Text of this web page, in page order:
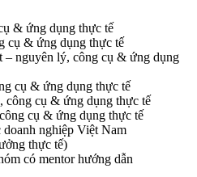
& ứng dụng thực tế
cụ & ứng dụng thực tế
– nguyên lý, công cụ & ứng dụng
cụ & ứng dụng thực tế
công cụ & ứng dụng thực tế
cụ & ứng dụng thực tế
doanh nghiệp Việt Nam
thực tế)
có mentor hướng dẫn